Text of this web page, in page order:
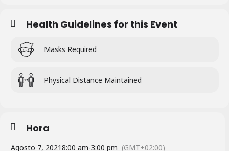
Health Guidelines for this Event
Masks Required
Physical Distance Maintained
Hora
Agosto 7, 20218:00 am-3:00 pm (GMT+02:00)